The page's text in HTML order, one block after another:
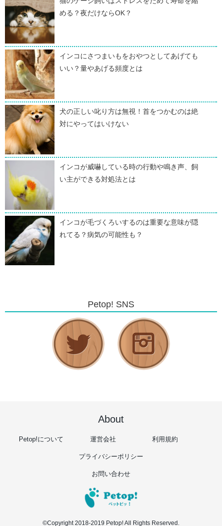
める？夜だけならOK？
インコにさつまいもをおやつとしてあげても
いい？量やあげる頻度とは
犬の正しい叱り方は無視！首をつかむのは絶
対にやってはいけない
インコが威嚇している時の行動や鳴き声、飼
い主ができる対処法とは
インコが毛づくろいするのは重要な意味が隠
れてる？病気の可能性も？
Petop! SNS
About
Petop!について 運営会社 利用規約
プライバシーポリシー
お問い合わせ
©Copyright 2018-2019 Petop! All Rights Reserved.